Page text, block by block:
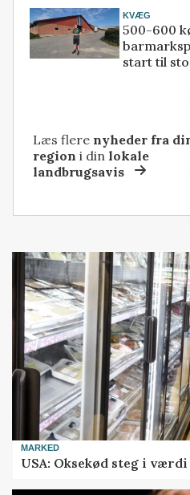
KVÆG
500-600
start til
Læs flere nyheder fra
region i dinlokale
landbrugsavis
MARKED
USA: Oksekød steg i